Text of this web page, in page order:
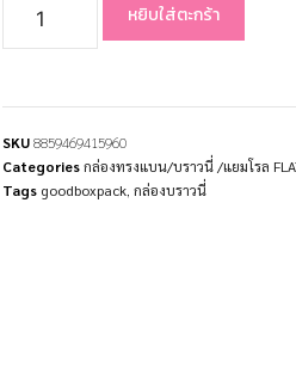
หยิบใส่ตะกร้า
SKU8859469415960
Categoriesกล่องทรงแบน/บราวนี่ /แยมโรล
Tags goodboxpack, กล่องบราวนี่